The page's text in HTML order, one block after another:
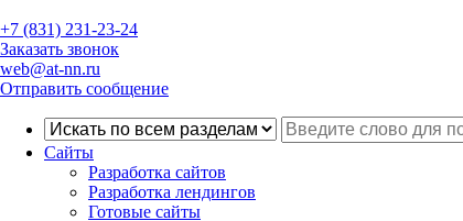
+7 (831) 231-23-24
Заказать звонок
web@at-nn.ru
Отправить сообщение
Сайты
Разработка сайтов
Разработка лендингов
Готовые сайты